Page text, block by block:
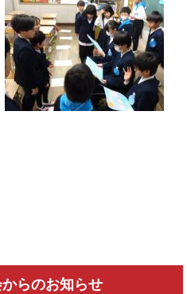
からのお知らせ